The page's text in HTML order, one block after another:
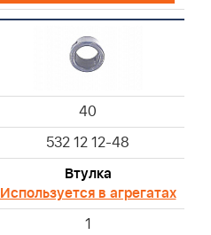
40
532 12 12-48
Втулка
Используется в агрегатах
1